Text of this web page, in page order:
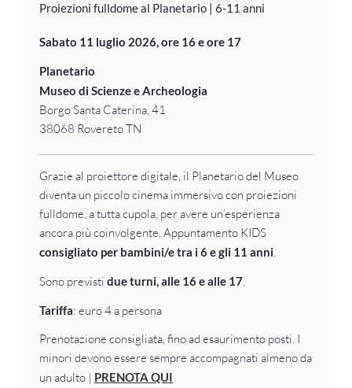
Proiezioni fulldome al Planetario | 6-11 anni
Sabato 11 luglio 2026, ore 16 e ore 17
Planetario
Museo di Scienze e Archeologia
Borgo Santa Caterina, 41
38068 Rovereto TN
Grazie al proiettore digitale, il Planetario del Museo
diventa un piccolo cinema immersivo con proiezioni
fulldome, a tutta cupola, per avere un’esperienza
ancora più coinvolgente. Appuntamento KIDS
consigliato per bambini/e tra i 6 e gli 11 anni
Sono previsti due turni, alle 16 e alle 17
Tariffa: euro 4 a persona
Prenotazione consigliata, fino ad esaurimento posti. I
minori devono essere sempre accompagnati almeno da
un adulto | PRENOTA QUI